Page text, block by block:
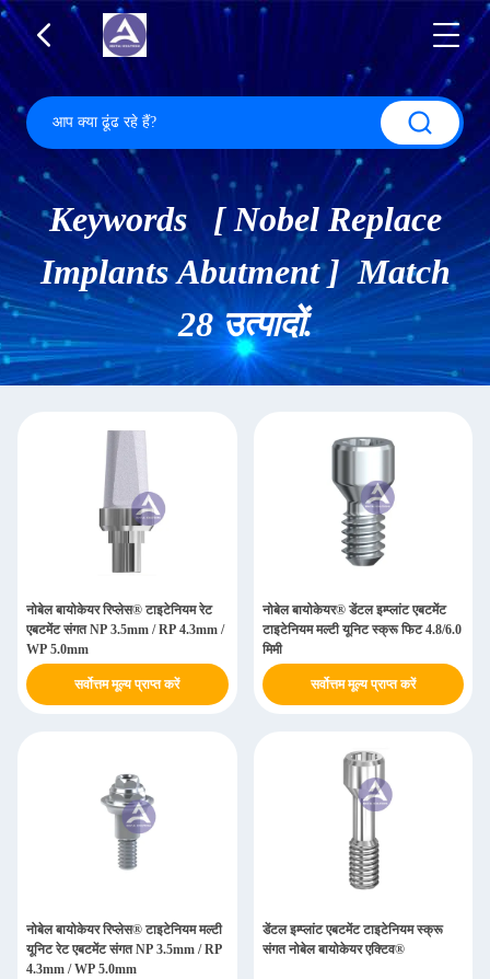
Keywords [ Nobel Replace
Implants Abutment ] Match
28 उत्पादों.
नोबेल बायोकेयर रिप्लेस® टाइटेनियम रेट
एबटमेंट संगत NP 3.5mm / RP 4.3mm /
WP 5.0mm
सर्वोत्तम मूल्य प्राप्त करें
नोबेल बायोकेयर® डेंटल इम्प्लांट एबटमेंट
टाइटेनियम मल्टी यूनिट स्क्रू फिट 4.8/6.0
मिमी
सर्वोत्तम मूल्य प्राप्त करें
नोबेल बायोकेयर रिप्लेस® टाइटेनियम मल्टी
यूनिट रेट एबटमेंट संगत NP 3.5mm / RP
4.3mm / WP 5.0mm
डेंटल इम्प्लांट एबटमेंट टाइटेनियम स्क्रू
संगत नोबेल बायोकेयर एक्टिव®